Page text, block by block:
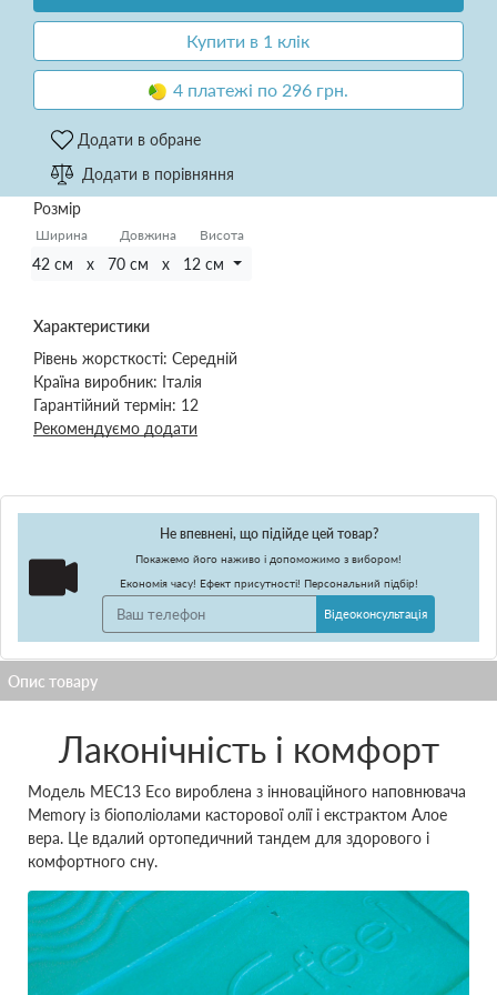
Купити в 1 клік
4 платежі по 296 грн.
Додати в обране
Додати в порівняння
Розмір
Ширина Довжина Висота
42 см х 70 см х 12 см
Характеристики
Рівень жорсткості: Середній
Країна виробник: Італія
Гарантійний термін: 12
Рекомендуємо додати
Не впевнені, що підійде цей товар?
Покажемо його наживо і допоможимо з вибором!
Економія часу! Ефект присутності! Персональний підбір!
Відеоконсультація
Лаконічність і комфорт
Модель MEC13 Eco вироблена з інноваційного наповнювача
Memory із біополіолами касторової олії і екстрактом Алое
вера. Це вдалий ортопедичний тандем для здорового і
комфортного сну.